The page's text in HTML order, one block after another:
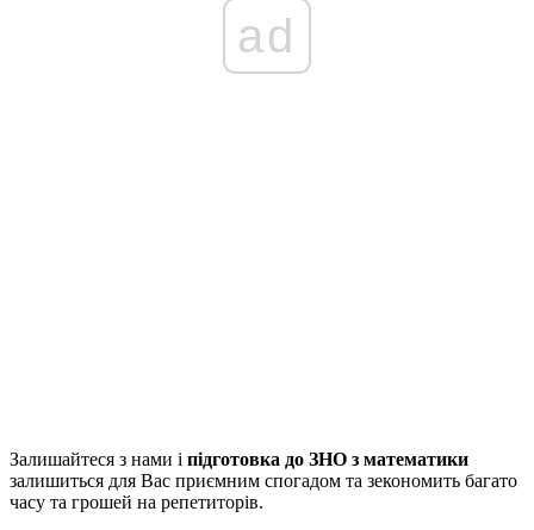
ad
Залишайтеся з нами і підготовка до ЗНО з математики
залишиться для Вас приємним спогадом та зекономить багато
часу та грошей на репетиторів.